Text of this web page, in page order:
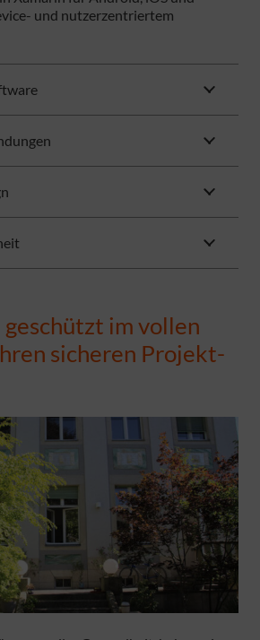
und nutzerzentriertem
geschützt im vollen
sicheren Projekt-